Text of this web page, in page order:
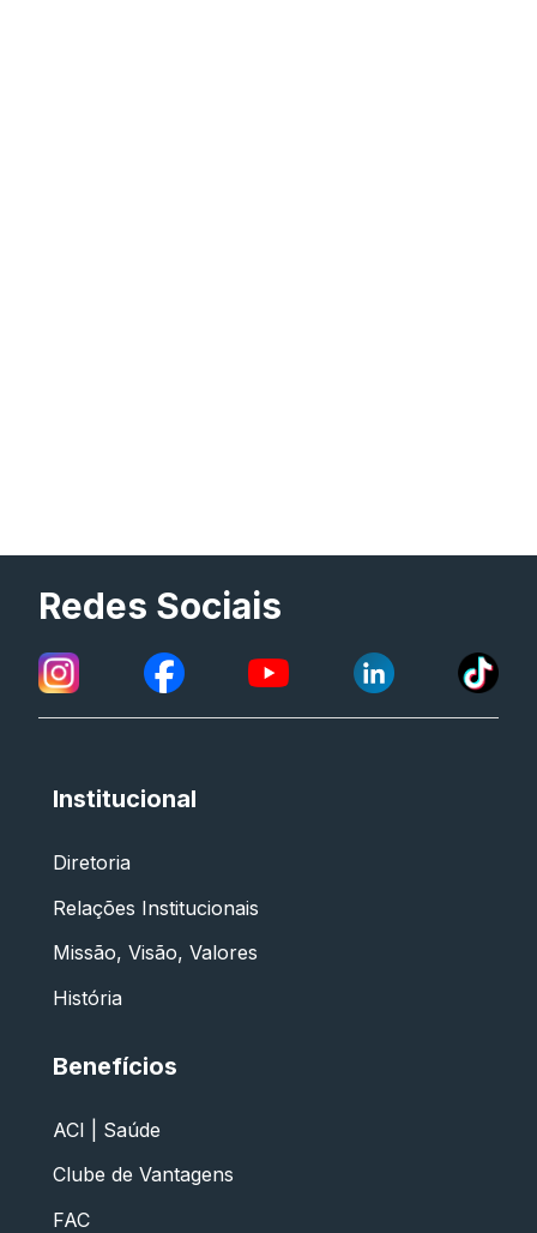
Redes Sociais
Institucional
Diretoria
Relações Institucionais
Missão, Visão, Valores
História
Benefícios
ACI | Saúde
Clube de Vantagens
FAC